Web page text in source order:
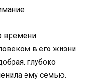
времени
в его жизни
глубоко
ему семью.